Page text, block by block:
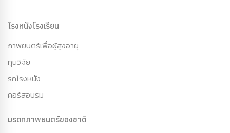
โรงหนังโรงเรียน
ภาพยนตร์เพื่อผู้สูงอายุ
ทุนวิจัย
รถโรงหนัง
คอร์สอบรม
มรดกภาพยนตร์ของชาติ